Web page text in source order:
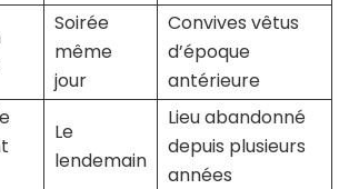
Soirée
même
jour
Convives vêtus
d’époque
antérieure
Le
lendemain
Lieu abandonné
depuis plusieurs
années